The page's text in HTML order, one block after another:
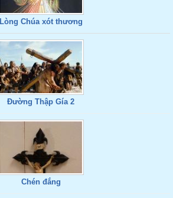
Lòng Chúa xót thương
Đường Thập Gía 2
Chén đắng